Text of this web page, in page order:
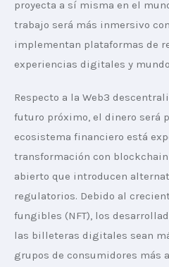
proyecta a sí misma en el
trabajo será más inmersivo
implementan plataformas de
experiencias digitales y
Respecto a la Web3
futuro próximo, el dinero será
ecosistema financiero está
transformación con
abierto que introducen
regulatorios. Debido al
fungibles (NFT), los
las billeteras digitales sean
grupos de consumidores más